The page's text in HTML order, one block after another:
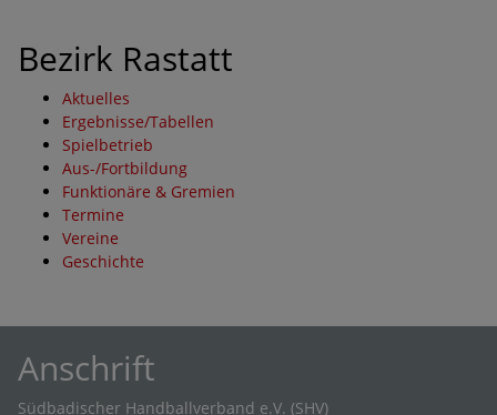
Bezirk Rastatt
Aktuelles
Ergebnisse/Tabellen
Spielbetrieb
Aus-/Fortbildung
Funktionäre & Gremien
Termine
Vereine
Geschichte
Anschrift
Südbadischer Handballverband e.V. (SHV)